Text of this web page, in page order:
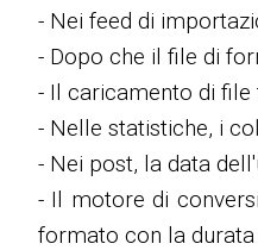
- Nei feed di
- Dopo che il file di
- Il caricamento di
- Nelle statistiche, i
- Nei post, la data
- Il motore di
formato con la